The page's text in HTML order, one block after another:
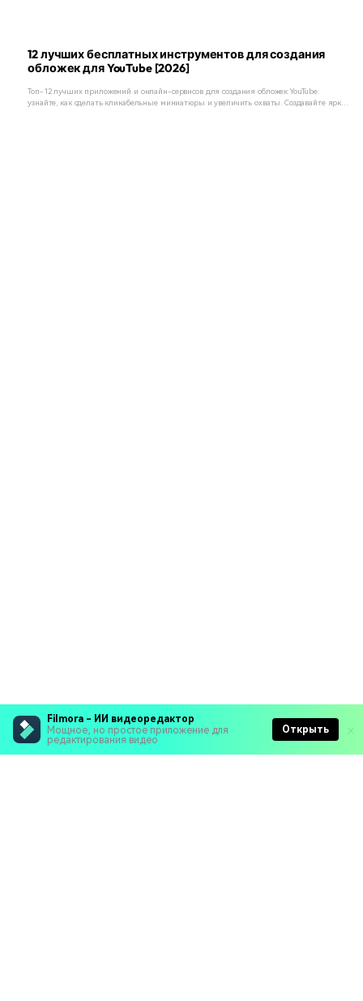
Filmora - ИИ видеоредактор
Мощное, но простое приложение для
редактирования видео
Открыть
12 лучших бесплатных инструментов для создания
обложек для YouTube [2026]
Топ-12 лучших приложений и онлайн-сервисов для создания обложек YouTube:
узнайте, как сделать кликабельные миниатюры и увеличить охваты. Создавайте яркие